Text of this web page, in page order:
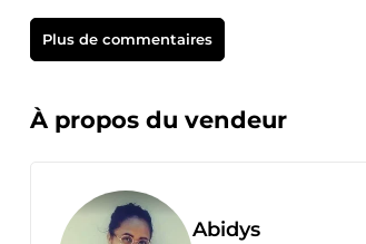
Plus de commentaires
À propos du vendeur
Abidys